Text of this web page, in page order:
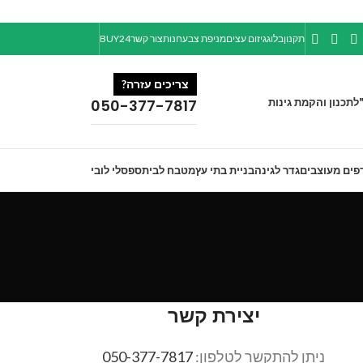
תקנוןבלוגגיזום עציםמניפת צבעחנותצור קשרBUY24
תכנון והקמת גינות
צריכים עזרה?
050-377-7817
מעוצביםגדר לגינהבניית בתי עץמטבח לביתספסלי לובי
יצירת קשר
ניתן להתקשר לטלפון:050-377-7817